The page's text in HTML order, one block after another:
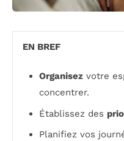
EN BREF
Organisez votre
concentrer.
Établissez des
Planifiez vos